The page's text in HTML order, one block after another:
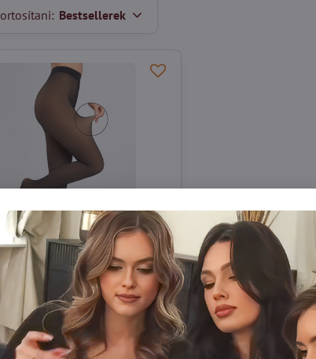
Bestsellerek
vékony harisnya
85 DEN Marilyn
elegáns, vékony harisnya
ötvözi a meleg alsóruházat